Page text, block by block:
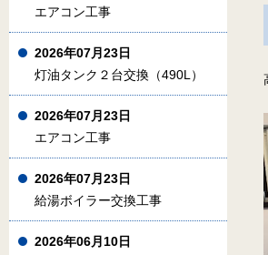
エアコン工事
2026年07月23日
灯油タンク２台交換（490L）
2026年07月23日
エアコン工事
2026年07月23日
給湯ボイラー交換工事
2026年06月10日